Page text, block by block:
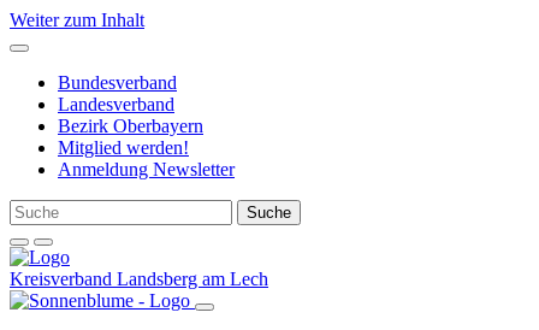
Weiter zum Inhalt
Bundesverband
Landesverband
Bezirk Oberbayern
Mitglied werden!
Anmeldung Newsletter
Kreisverband Landsberg am Lech